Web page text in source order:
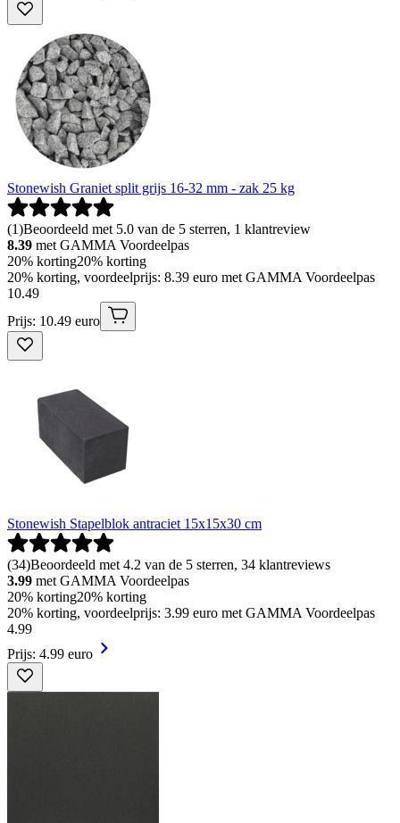
Stonewish Graniet split grijs 16-32 mm - zak 25 kg
(1)Beoordeeld met 5.0 van de 5 sterren, 1 klantreview
8.39 met GAMMA Voordeelpas
20% korting20% korting
20% korting, voordeelprijs: 8.39 euro met GAMMA Voordeelpas
10.49
Prijs: 10.49 euro
Stonewish Stapelblok antraciet 15x15x30 cm
(34)Beoordeeld met 4.2 van de 5 sterren, 34 klantreviews
3.99 met GAMMA Voordeelpas
20% korting20% korting
20% korting, voordeelprijs: 3.99 euro met GAMMA Voordeelpas
4.99
Prijs: 4.99 euro